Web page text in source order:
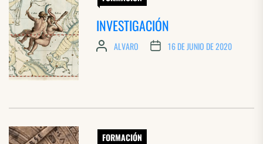
INVESTIGACIÓN
ALVARO 16 DE JUNIO DE 2020
FORMACIÓN